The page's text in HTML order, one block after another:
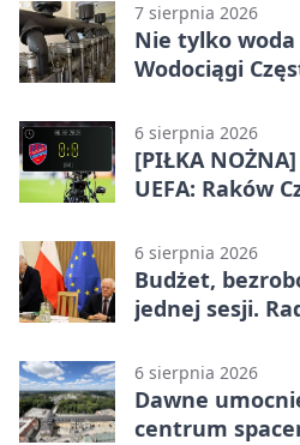
7 sierpnia 2026
Nie tylko
Wodociągi
6 sierpnia 2026
[PIŁKA
UEFA: Raków
meczu III
6 sierpnia 2026
Budżet,
jednej sesji.
6 sierpnia 2026
Dawne
centrum